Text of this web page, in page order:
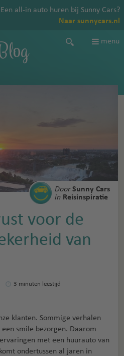
Een all-in auto huren bij Sunny Cars?
Naar sunnycars.nl
menu
DoorSunny Cars
in Reisinspiratie
voor de
van
3 minuten leestijd
klanten. Sommige verhalen
een smile bezorgen. Daarom
met een huurauto van
ondertussen al jaren in